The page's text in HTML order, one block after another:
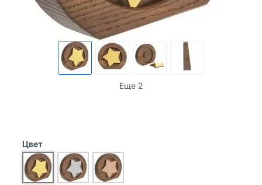
Еще 2
Цвет